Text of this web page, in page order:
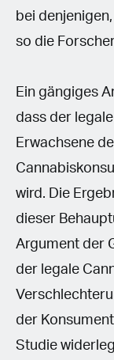
bei
so die
Ein gängiges
dass der
Erwachsene
wird. Die
dieser
Argument der
der legale
der
Studie